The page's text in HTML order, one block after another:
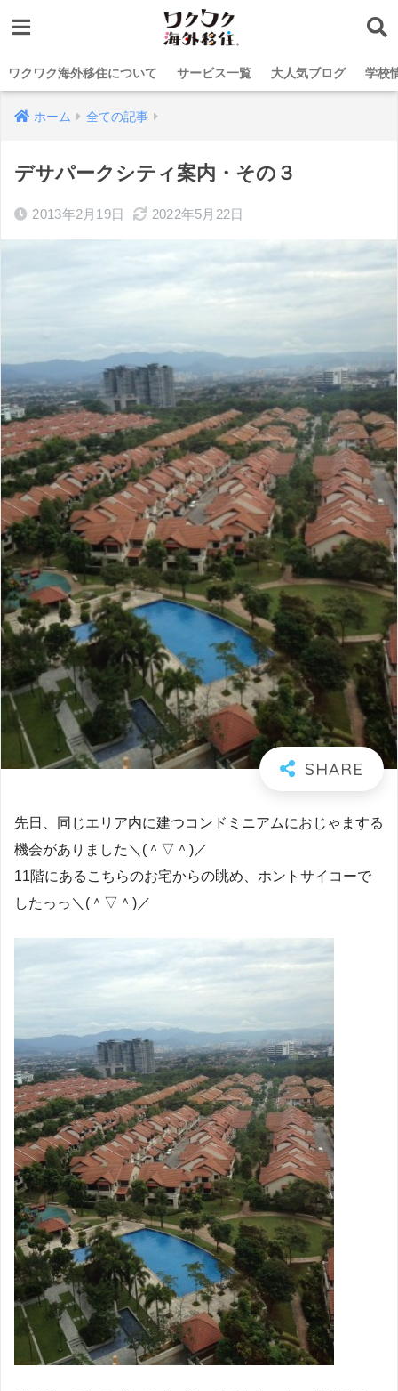
ワクワク海外移住について サービス一覧 大人気ブログ 学校
ホーム 全ての記事
デサパークシティ案内・その３
2013年2月19日 2022年5月22日
先日、同じエリア内に建つコンドミニアムにおじゃまする
機会がありました＼(＾▽＾)／
11階にあるこちらのお宅からの眺め、ホントサイコーで
したっっ＼(＾▽＾)／